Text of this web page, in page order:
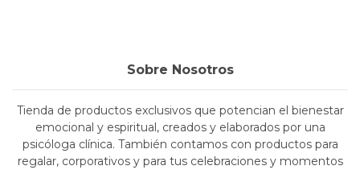
Sobre Nosotros
Tienda de productos exclusivos que potencian el bienestar
emocional y espiritual, creados y elaborados por una
psicóloga clínica. También contamos con productos para
regalar, corporativos y para tus celebraciones y momentos